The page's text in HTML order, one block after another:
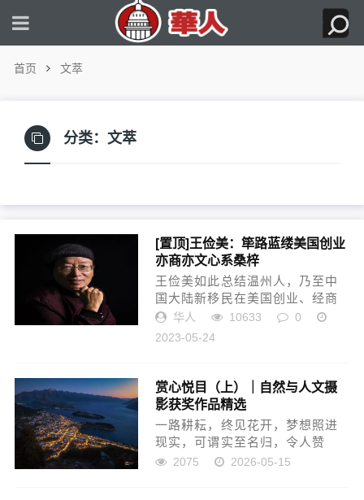
首页 文萃
分类： 文萃
[置顶]王俭美：筚路蓝缕美国创业
亦商亦文心系桑梓
王俭美如此总结温州人，乃至中
国大陆新移民在美国创业、经商
的特点：“吃苦耐劳，善于经商，
灵活应变，诚信重诺。敢为人
掌。”...
华人 10633
0
2023-05-24
赏心悦目（上）｜自然与人文摄
影获奖作品精选
一路耕耘，终见花开，梦想照进
现实，可谓实至名归，令人赞
叹。作品琳琅满目，灿若星辰。
2075 2026-05-15